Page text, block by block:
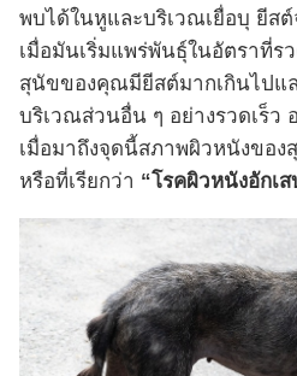
พบได้ในหูและบริเวณเยื่อบุ ยีส
เมื่อมันเริ่มแพร่พันธุ์ในอัตราที่ร
สุนัขของคุณมียีสต์มากเกินไปแ
บริเวณส่วนอื่น ๆ อย่างรวดเร็ว
เมื่อมาถึงจุดนี้สภาพผิวหนังของ
หรือที่เรียกว่า “โรคผิวหนังอักเ